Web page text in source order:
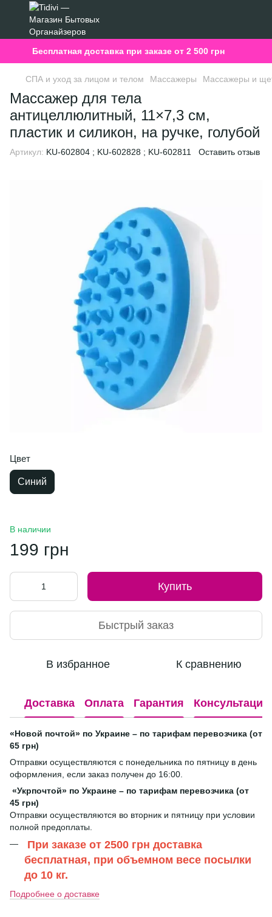
Бесплатная доставка при заказе от 2 500 грн
СПА и уход за лицом и телом Массажеры Массажеры и
Массажер для тела
антицеллюлитный, 11×7,3 см,
пластик и силикон, на ручке, голубой
Артикул: KU-602804 ; KU-602828 ; KU-602811 Оставить отзыв
Цвет
Синий
В наличии
199 грн
Купить
Быстрый заказ
В избранное К сравнению
Доставка Оплата Гарантия Консультация
«Новой почтой» по Украине – по тарифам перевозчика (от
65 грн)
Отправки осуществляются с понедельника по пятницу в день
оформления, если заказ получен до 16:00.
«Укрпочтой» по Украине – по тарифам перевозчика (от
45 грн)
Отправки осуществляются во вторник и пятницу при условии
полной предоплаты.
При заказе от 2500 грн доставка
бесплатная, при объемном весе посылки
до 10 кг.
Подробнее о доставке